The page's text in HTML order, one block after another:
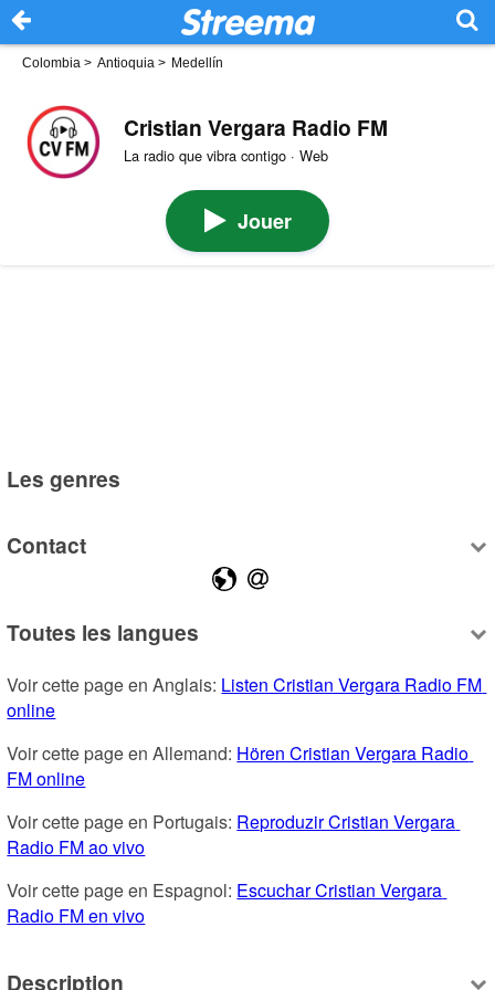
Colombia > Antioquia > Medellín
Cristian Vergara Radio FM
La radio que vibra contigo · Web
Jouer
Les genres
Contact
Toutes les langues
Voir cette page en Anglais: Listen Cristian Vergara Radio FM
online
Voir cette page en Allemand: Hören Cristian Vergara Radio
FM online
Voir cette page en Portugais: Reproduzir Cristian Vergara
Radio FM ao vivo
Voir cette page en Espagnol: Escuchar Cristian Vergara
Radio FM en vivo
Description